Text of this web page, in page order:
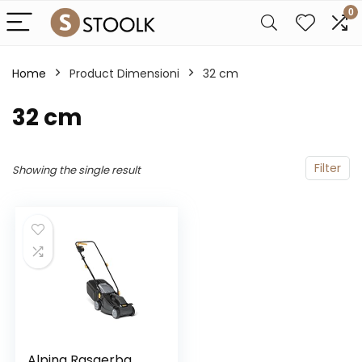
0
Home Product Dimensioni ‎32 cm
‎32 cm
Filter
Showing the single result